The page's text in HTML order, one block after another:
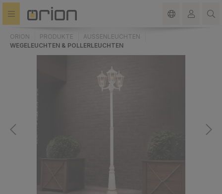
springen
ORION PRODUKTE
AUSSENLEUCHTEN
WEGELEUCHTEN & POLLERLEUCHTEN